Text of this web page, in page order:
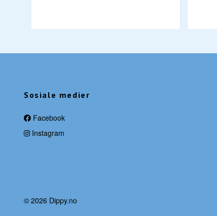
Sosiale medier
Facebook
Instagram
© 2026 Dippy.no